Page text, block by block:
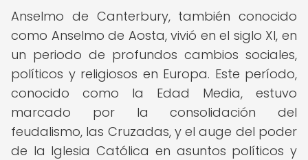
Anselmo de Canterbury, también conocido
como Anselmo de Aosta, vivió en el siglo XI, en
un periodo de profundos cambios sociales,
políticos y religiosos en Europa. Este período,
conocido como la Edad Media, estuvo
marcado por la consolidación del
feudalismo, las Cruzadas, y el auge del poder
de la Iglesia Católica en asuntos políticos y